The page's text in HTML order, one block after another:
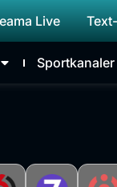
Live
Sportkanaler